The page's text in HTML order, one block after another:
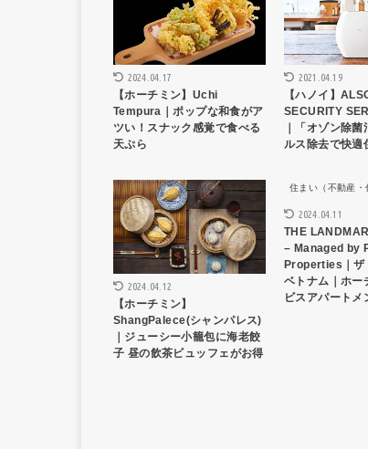
2024.04.17
【ホーチミン】Uchi
Tempura｜ポップな和食がア
ツい！スナック感覚で食べる
天ぷら
2021.04.19
【ハノイ】
SECURITY
｜「オゾン除
ルス除去で快適
HCMCレストラン
2024.04.12
【ホーチミン】
ShangPalece(シャンパレス)
｜ジューシー小籠包に海老餃
子 昼の飲茶ビュッフェがお得
住まい（不動産・
2024.04.11
THE
– Managed by
Properties｜ザ
ベトナム｜ホー
ビスアパートメ